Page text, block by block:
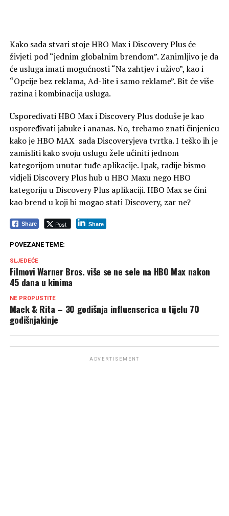
Kako sada stvari stoje HBO Max i Discovery Plus će
živjeti pod “jednim globalnim brendom”. Zanimljivo je da
će usluga imati mogućnosti “Na zahtjev i uživo”, kao i
“Opcije bez reklama, Ad-lite i samo reklame”. Bit će više
razina i kombinacija usluga.
Uspoređivati ​​HBO Max i Discovery Plus doduše je kao
uspoređivati ​​jabuke i ananas. No, trebamo znati činjenicu
kako je HBO MAX sada Discoveryjeva tvrtka. I teško ih je
zamisliti kako svoju uslugu žele učiniti jednom
kategorijom unutar tuđe aplikacije. Ipak, radije bismo
vidjeli Discovery Plus hub u HBO Maxu nego HBO
kategoriju u Discovery Plus aplikaciji. HBO Max se čini
kao brend u koji bi mogao stati Discovery, zar ne?
Share Post Share
POVEZANE TEME:
SLJEDEĆE
Filmovi Warner Bros. više se ne sele na HBO Max nakon
45 dana u kinima
NE PROPUSTITE
Mack & Rita – 30 godišnja influenserica u tijelu 70
godišnjakinje
ADVERTISEMENT